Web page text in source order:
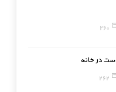
260
در خانه
262